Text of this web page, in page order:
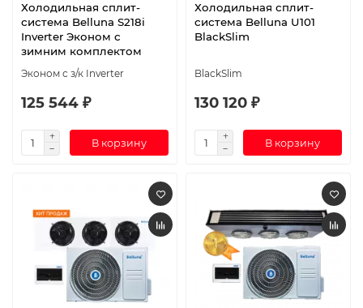
Холодильная сплит-
система Belluna S218i
Inverter Эконом с
зимним комплектом
Эконом с з/к Inverter
125 544 ₽
В корзину
Холодильная сплит-
система Belluna U101
BlackSlim
BlackSlim
130 120 ₽
В корзину